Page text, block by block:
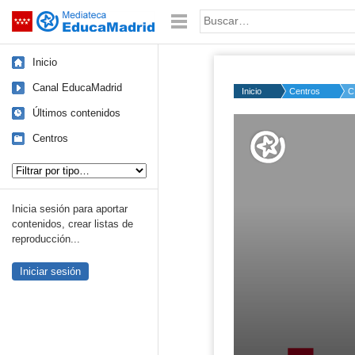
Saltar navegación Palabra o frase:
Inicio
Canal EducaMadrid
Últimos contenidos
Centros
Inicia sesión para aportar
contenidos, crear listas de
reproducción...
Iniciar sesión
Inicio Centros
50%